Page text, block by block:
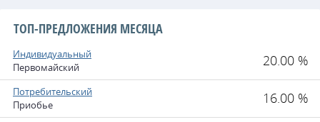
ТОП-ПРЕДЛОЖЕНИЯ МЕСЯЦА
Индивидуальный
Первомайский
20.00 %
Потребительский
Приобье
16.00 %